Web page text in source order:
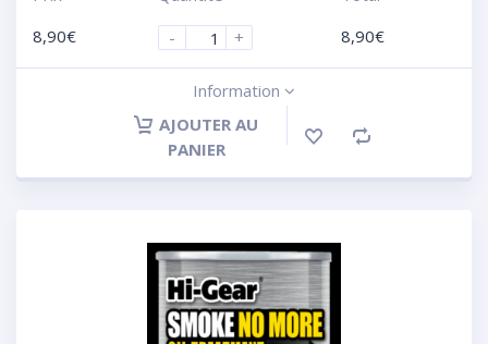
8,90€
-
+
8,90€
Information
AJOUTER AU
PANIER